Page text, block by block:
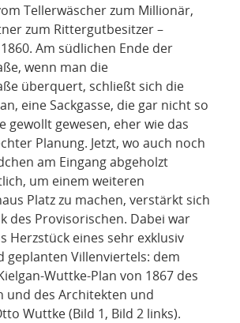
Tellerwäscher zum Millionär,
zum Rittergutbesitzer –
Am südlichen Ende der
wenn man die
überquert, schließt sich die
eine Sackgasse, die gar nicht so
gewollt gewesen, eher wie das
Planung. Jetzt, wo auch noch
am Eingang abgeholzt
um einem weiteren
Platz zu machen, verstärkt sich
des Provisorischen. Dabei war
Herzstück eines sehr exklusiv
geplanten Villenviertels: dem
Wuttke-Plan von 1867 des
und des Architekten und
Wuttke (Bild 1, Bild 2 links).